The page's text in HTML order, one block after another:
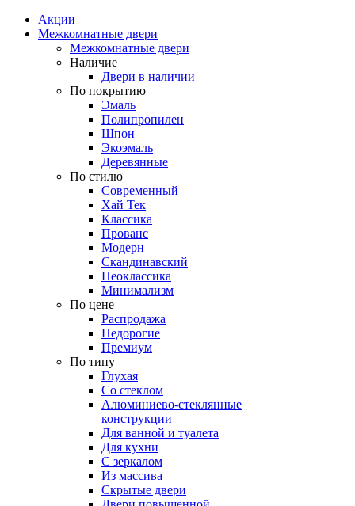
Акции
Межкомнатные двери
Межкомнатные двери
Наличие
Двери в наличии
По покрытию
Эмаль
Полипропилен
Шпон
Экоэмаль
Деревянные
По стилю
Современный
Хай Тек
Классика
Прованс
Модерн
Скандинавский
Неоклассика
Минимализм
По цене
Распродажа
Недорогие
Премиум
По типу
Глухая
Со стеклом
Алюминиево-стеклянные
конструкции
Для ванной и туалета
Для кухни
С зеркалом
Из массива
Скрытые двери